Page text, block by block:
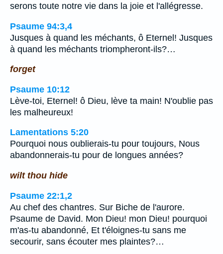
serons toute notre vie dans la joie et l'allégresse.
Psaume 94:3,4
Jusques à quand les méchants, ô Eternel! Jusques
à quand les méchants triompheront-ils?…
forget
Psaume 10:12
Lève-toi, Eternel! ô Dieu, lève ta main! N'oublie pas
les malheureux!
Lamentations 5:20
Pourquoi nous oublierais-tu pour toujours, Nous
abandonnerais-tu pour de longues années?
wilt thou hide
Psaume 22:1,2
Au chef des chantres. Sur Biche de l'aurore.
Psaume de David. Mon Dieu! mon Dieu! pourquoi
m'as-tu abandonné, Et t'éloignes-tu sans me
secourir, sans écouter mes plaintes?…